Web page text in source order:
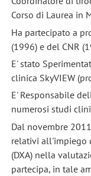
Corso di Laurea in
Ha partecipato a
(1996) e del CNR
E' stato
clinica SkyVIEW
E' Responsabile
numerosi studi
Dal novembre
relativi all'impiego
(DXA) nella
partecipa, in tale